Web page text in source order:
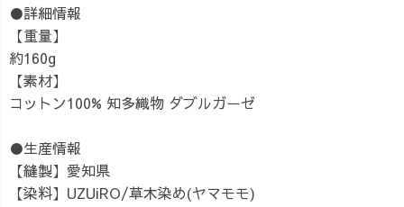
●詳細情報
【重量】
約160g
【素材】
コットン100% 知多織物 ダブルガーゼ
●生産情報
【縫製】愛知県
【染料】UZUiRO/草木染め(ヤマモモ)